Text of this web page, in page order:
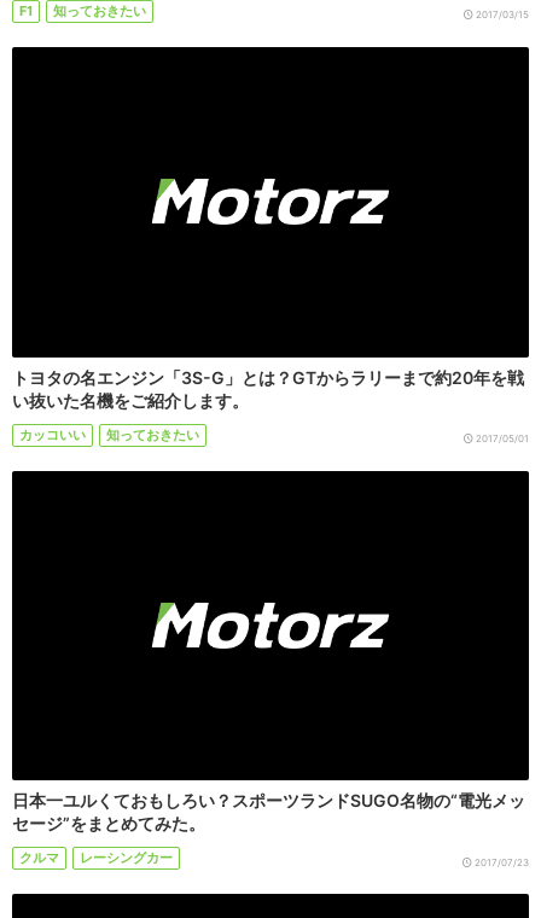
F1 知っておきたい 2017/03/15
トヨタの名エンジン「3S-G」とは？GTからラリーまで約20年を戦
い抜いた名機をご紹介します。
カッコいい 知っておきたい 2017/05/01
日本一ユルくておもしろい？スポーツランドSUGO名物の“電光メッ
セージ”をまとめてみた。
クルマ レーシングカー 2017/07/23